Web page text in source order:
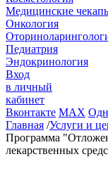
Медицинские
Онкология
Педиатрия
Эндокринология
Вход
в личный
кабинет
Вконтакте MAX
Главная /Услуги и
Программа
лекарственных